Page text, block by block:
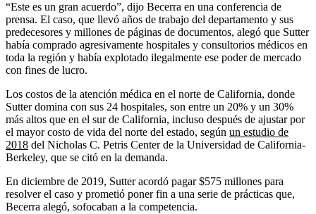
“Este es un gran acuerdo”, dijo Becerra en una conferencia de
prensa. El caso, que llevó años de trabajo del departamento y sus
predecesores y millones de páginas de documentos, alegó que Sutter
había comprado agresivamente hospitales y consultorios médicos en
toda la región y había explotado ilegalmente ese poder de mercado
con fines de lucro.
Los costos de la atención médica en el norte de California, donde
Sutter domina con sus 24 hospitales, son entre un 20% y un 30%
más altos que en el sur de California, incluso después de ajustar por
el mayor costo de vida del norte del estado, según un estudio de
2018 del Nicholas C. Petris Center de la Universidad de California-
Berkeley, que se citó en la demanda.
En diciembre de 2019, Sutter acordó pagar $575 millones para
resolver el caso y prometió poner fin a una serie de prácticas que,
Becerra alegó, sofocaban a la competencia.